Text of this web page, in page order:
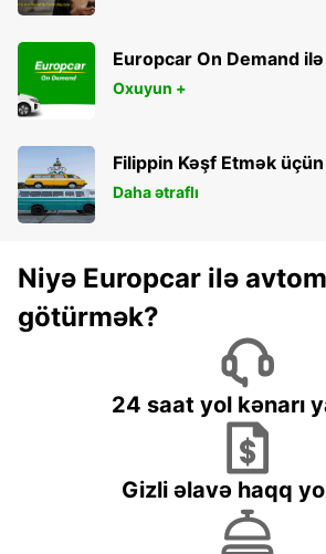
Europcar On Demand ilə
Oxuyun +
Filippin Kəşf Etmək
Daha ətraflı
Niyə Europcar ilə
götürmək?
24 saat yol kənarı
Gizli əlavə haqq